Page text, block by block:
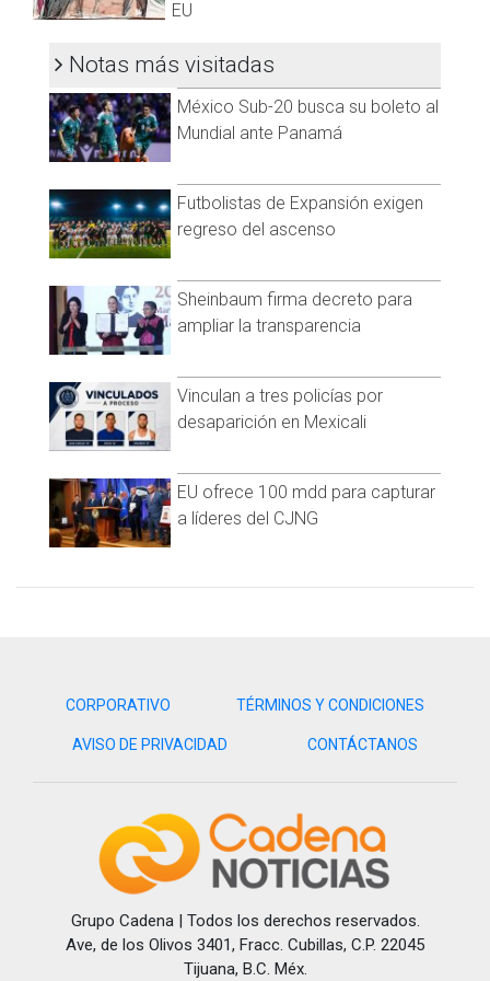
Visita y accede a todo nuestro contenido |
www.cadenanoticias.com| Twitter:@cadena_noticias|
Facebook:@cadenanoticiasmx | Instagram:
@cadenanoticiasmx
| TikTok:@CadenaNoticias
Whatsapp:@CadenaNoticias
EU
Notas más visitadas
México Sub-20 busca su boleto al
Mundial ante Panamá
Futbolistas de Expansión exigen
regreso del ascenso
Sheinbaum firma decreto para
ampliar la transparencia
Vinculan a tres policías por
desaparición en Mexicali
EU ofrece 100 mdd para capturar
a líderes del CJNG
CORPORATIVO TÉRMINOS Y CONDICIONES
AVISO DE PRIVACIDAD CONTÁCTANOS
Grupo Cadena | Todos los derechos reservados.
Ave, de los Olivos 3401, Fracc. Cubillas, C.P. 22045
Tijuana, B.C. Méx.